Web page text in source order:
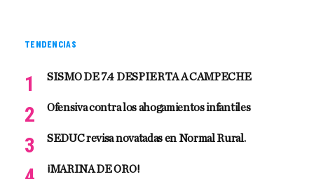
TENDENCIAS
SISMO DE 7.4 DESPIERTA A CAMPECHE
Ofensiva contra los ahogamientos infantiles
SEDUC revisa novatadas en Normal Rural.
¡MARINA DE ORO!